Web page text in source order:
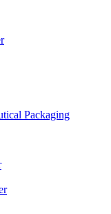
Packaging